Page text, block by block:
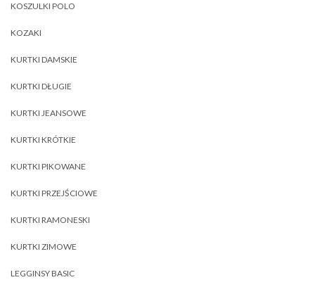
KOSZULKI POLO
KOZAKI
KURTKI DAMSKIE
KURTKI DŁUGIE
KURTKI JEANSOWE
KURTKI KRÓTKIE
KURTKI PIKOWANE
KURTKI PRZEJŚCIOWE
KURTKI RAMONESKI
KURTKI ZIMOWE
LEGGINSY BASIC